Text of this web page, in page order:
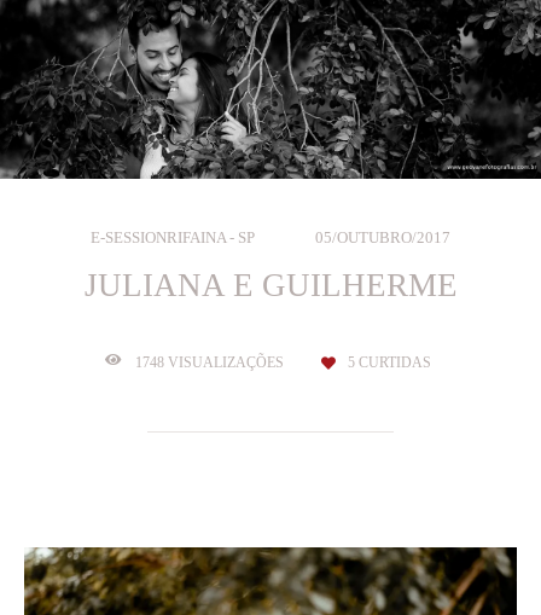
E-SESSIONRIFAINA - SP 05/OUTUBRO/2017
JULIANA E GUILHERME
1748VISUALIZAÇÕES 5CURTIDAS